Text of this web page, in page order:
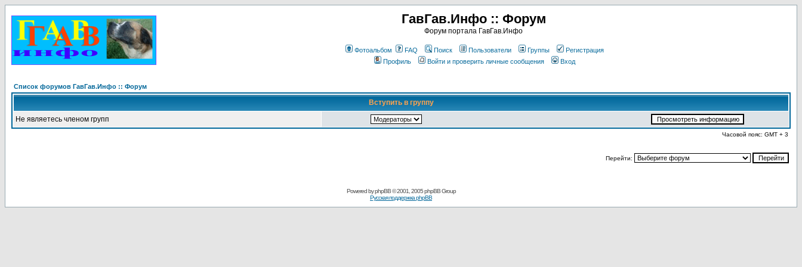
ГавГав.Инфо :: Форум
Форум портала ГавГав.Инфо
Фотоальбом FAQ Поиск Пользователи Группы
Регистрация
Профиль
Войти и проверить личные сообщения Вход
Список форумов ГавГав.Инфо :: Форум
Вступить в группу
Не являетесь членом групп
Часовой пояс: GMT + 3
Перейти:
Powered byphpBB© 2001, 2005 phpBB Group
Русская поддержка phpBB